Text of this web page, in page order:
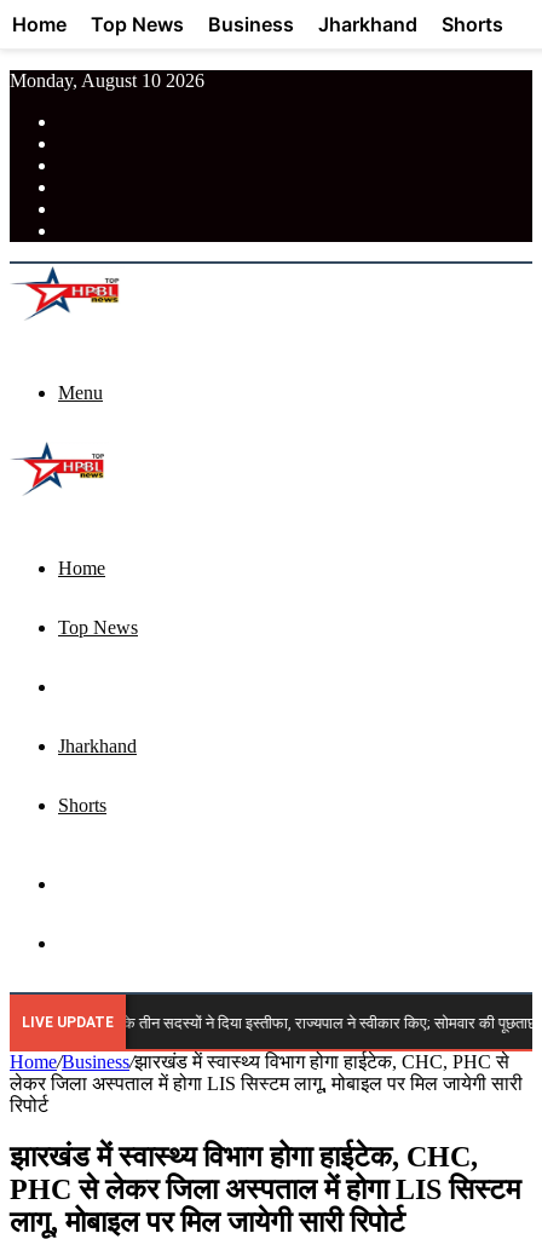
Monday, August 10 2026
Menu
Home
Top News
Jharkhand
Shorts
for
LIVE UPDATE
खबर: JPSC के तीन सदस्यों ने दिया इस्तीफा, राज्यपाल ने स्वीकार किए; सोमवार की पूछताछ से
Home/Business/झारखंड में स्वास्थ्य विभाग होगा हाईटेक, CHC, PHC से
लेकर जिला अस्पताल में होगा LIS सिस्टम लागू, मोबाइल पर मिल जायेगी सारी
रिपोर्ट
झारखंड में स्वास्थ्य विभाग होगा हाईटेक, CHC,
PHC से लेकर जिला अस्पताल में होगा LIS सिस्टम
लागू, मोबाइल पर मिल जायेगी सारी रिपोर्ट
Home Top News Business Jharkhand Shorts